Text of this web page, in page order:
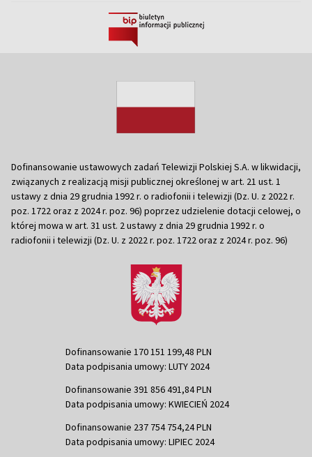
Dofinansowanie ustawowych zadań Telewizji Polskiej S.A. w likwidacji,
związanych z realizacją misji publicznej określonej w art. 21 ust. 1
ustawy z dnia 29 grudnia 1992 r. o radiofonii i telewizji (Dz. U. z 2022 r.
poz. 1722 oraz z 2024 r. poz. 96) poprzez udzielenie dotacji celowej, o
której mowa w art. 31 ust. 2 ustawy z dnia 29 grudnia 1992 r. o
radiofonii i telewizji (Dz. U. z 2022 r. poz. 1722 oraz z 2024 r. poz. 96)
Dofinansowanie 170 151 199,48 PLN
Data podpisania umowy: LUTY 2024
Dofinansowanie 391 856 491,84 PLN
Data podpisania umowy: KWIECIEŃ 2024
Dofinansowanie 237 754 754,24 PLN
Data podpisania umowy: LIPIEC 2024